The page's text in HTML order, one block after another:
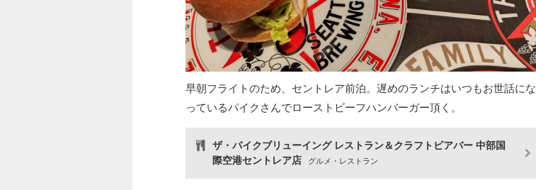
早朝フライトのため、セントレア前泊。遅めのランチはいつもお世話にな
っているパイクさんでローストビーフハンバーガー頂く。
ザ・パイクブリューイング レストラン＆クラフトビアバー 中部国
際空港セントレア店
グルメ・レストラン